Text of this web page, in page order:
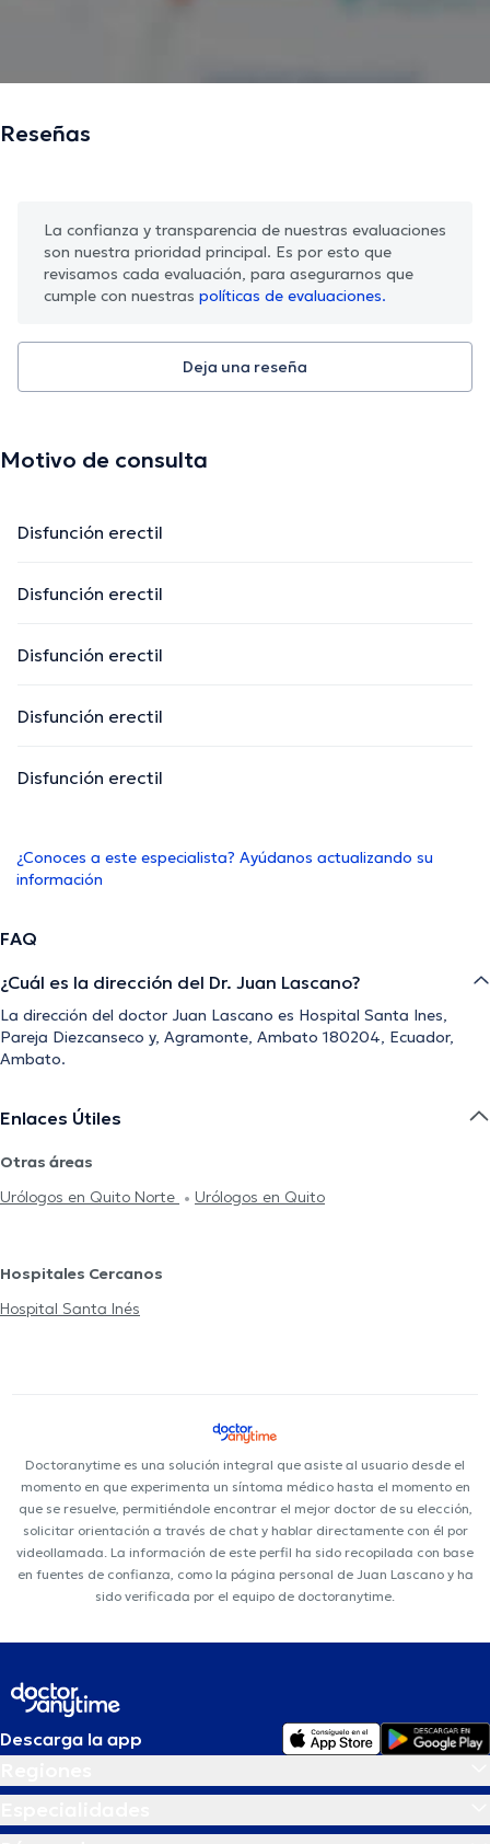
Reseñas
La confianza y transparencia de nuestras evaluaciones
son nuestra prioridad principal. Es por esto que
revisamos cada evaluación, para asegurarnos que
cumple con nuestras políticas de evaluaciones.
Deja una reseña
Motivo de consulta
Disfunción erectil
Disfunción erectil
Disfunción erectil
Disfunción erectil
Disfunción erectil
¿Conoces a este especialista? Ayúdanos actualizando su
información
FAQ
¿Cuál es la dirección del Dr. Juan Lascano?
La dirección del doctor Juan Lascano es Hospital Santa Ines,
Pareja Diezcanseco y, Agramonte, Ambato 180204, Ecuador,
Ambato.
Enlaces Útiles
Otras áreas
Urólogos en Quito Norte
Urólogos en Quito
Hospitales Cercanos
Hospital Santa Inés
Doctoranytime es una solución integral que asiste al usuario desde el
momento en que experimenta un síntoma médico hasta el momento en
que se resuelve, permitiéndole encontrar el mejor doctor de su elección,
solicitar orientación a través de chat y hablar directamente con él por
videollamada. La información de este perfil ha sido recopilada con base
en fuentes de confianza, como la página personal de Juan Lascano y ha
sido verificada por el equipo de doctoranytime.
Descarga la app